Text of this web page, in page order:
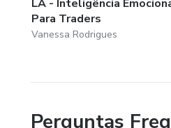
LA - Inteligência
Para Traders
Vanessa Rodrigues
Perguntas